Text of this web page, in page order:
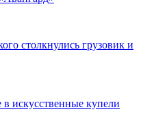
столкнулись грузовик и
искусственные купели